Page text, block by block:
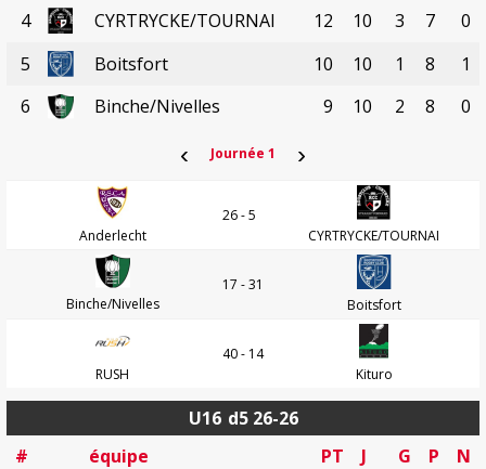
4
CYRTRYCKE/TOURNAI 12 10 3 7
0
5
Boitsfort 10 10 1 8
1
6
Binche/Nivelles 9 10 2 8 0
‹ Journée 1 ›
Anderlecht
26 - 5
CYRTRYCKE/TOURNAI
Binche/Nivelles
17 - 31
Boitsfort
RUSH
40 - 14
Kituro
U16 d5 26-26
#
équipe PT J G P
N